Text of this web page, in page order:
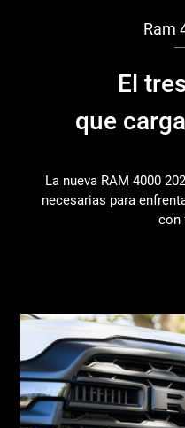
Ram
El
que
La nueva RAM 4000
necesarias para
con